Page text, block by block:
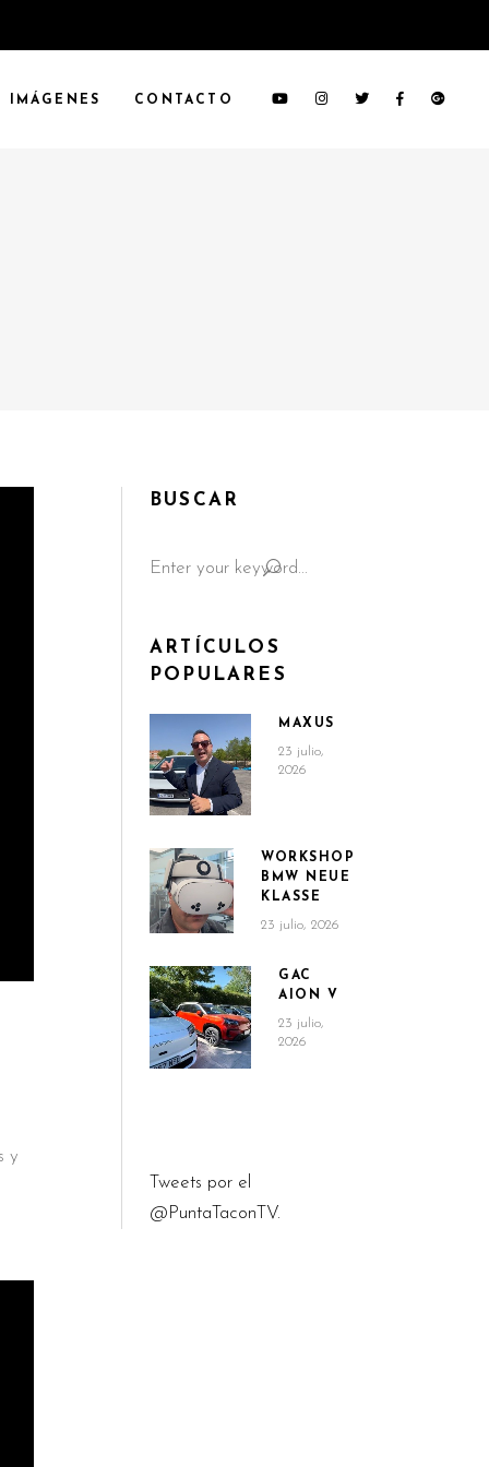
IMÁGENES CONTACTO
y
BUSCAR
for:
ARTÍCULOS
POPULARES
MAXUS
23 julio,
2026
WORKSHOP
BMW NEUE
KLASSE
23 julio, 2026
GAC
AION V
23 julio,
2026
Tweets por el
@PuntaTaconTV.